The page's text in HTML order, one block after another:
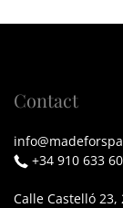
Contact
+34 910 633
Calle Castelló 23,